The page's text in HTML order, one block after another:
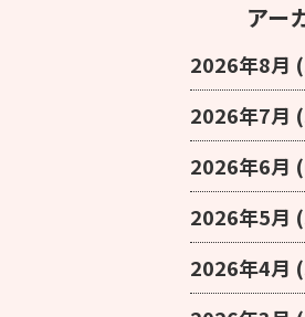
アー
2026年8月
2026年7月
2026年6月
2026年5月
2026年4月